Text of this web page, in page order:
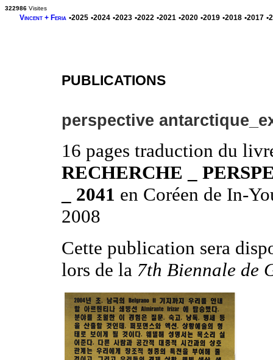
PUBLICATIONS
perspective
16 pages traduction du
RECHERCHE _
_ 2041 en Coréen de In-
2008
Cette publication sera
lors de la 7th Biennale de
322986 Visites
Vincent + Feria •2025 •2024 •2023 •2022 •2021 •2020 •2019 •2018 •2017